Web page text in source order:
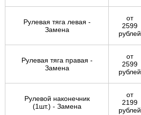
Рулевая тяга левая -
Замена
от
2599
рублей
Рулевая тяга правая -
Замена
от
2599
рублей
Рулевой наконечник
(1шт.) - Замена
от
2199
рублей